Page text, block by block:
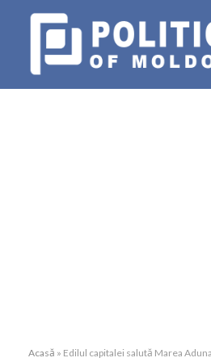
Acasă » Edilul capitalei salută Marea